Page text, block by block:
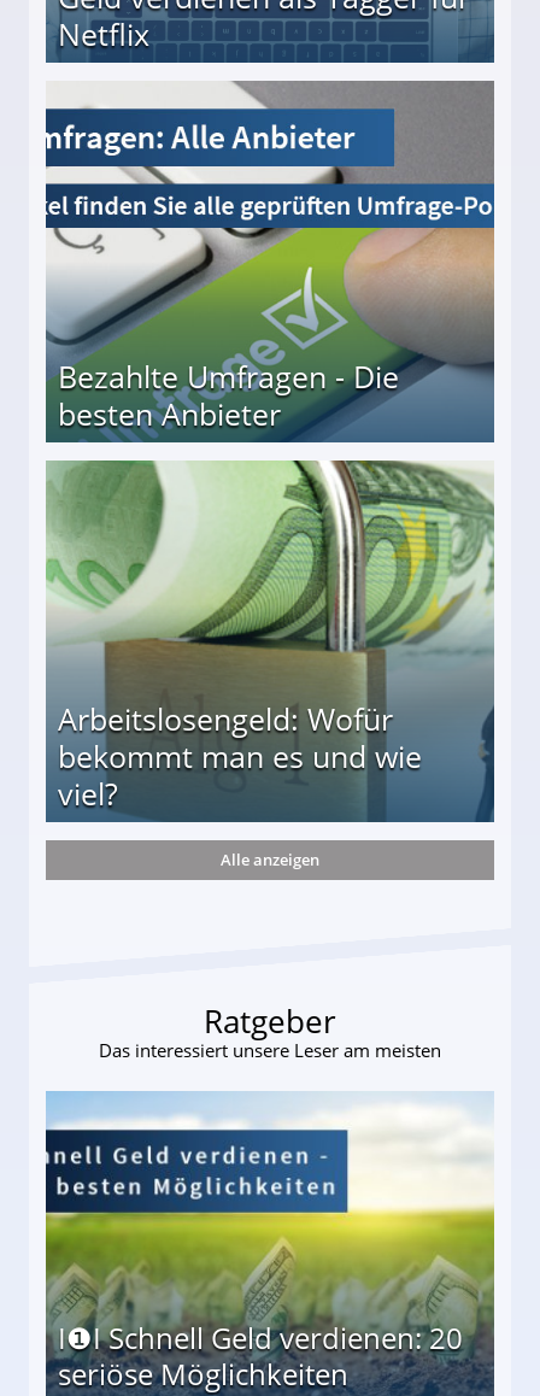
Netflix
Bezahlte Umfragen - Die
besten Anbieter
Arbeitslosengeld: Wofür
bekommt man es und wie
viel?
und wie viel?
Alle anzeigen
Ratgeber
Das interessiert unsere Leser am meisten
I❶I Schnell Geld verdienen: 20
seriöse Möglichkeiten